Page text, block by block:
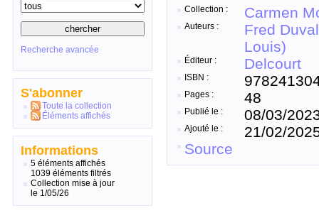
Recherche avancée
S'abonner
Toute la collection
Éléments affichés
Informations
5 éléments affichés
1039 éléments filtrés
Collection mise à jour
le 1/05/26
Collection : Carmen
Auteurs :
Fred Duval
Louis)
Éditeur : Delcourt
ISBN :
Pages : 48
Publié le : 08/03/
Ajouté le :
21/02/
Source